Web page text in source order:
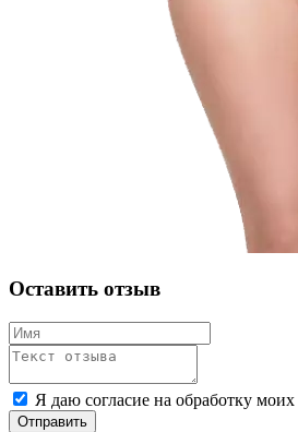
Оставить отзыв
Я даю согласие на обработку моих
Отправить